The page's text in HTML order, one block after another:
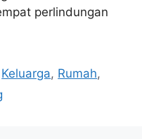
perlindungan
Keluarga, Rumah,